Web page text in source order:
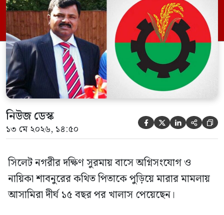
মঙ্গলবার দুপুরে মামলার দীর্ঘ শুনানি ও সাক্ষ্য-
প্রমাণ জেরা শেষে আসামিরা নির্দোষ প্রমাণিত
হওয়ায় খালাস দেন বিচারক। মানবপাচার […]
নিউজ ডেস্ক
১৩ মে ২০২৬, ১৪:৫০     
সিলেট নগরীর দক্ষিণ সুরমায় বাসে অগ্নিসংযোগ ও
নায়িকা শাবনুরের কথিত পিতাকে পুড়িয়ে মারার মামলায়
আসামিরা দীর্ঘ ১৫ বছর পর খালাস পেয়েছেন।